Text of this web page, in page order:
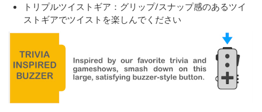
トリプルツイストギア：グリップ/スナップ感のあるツイ
ストギアでツイストを楽しんでください